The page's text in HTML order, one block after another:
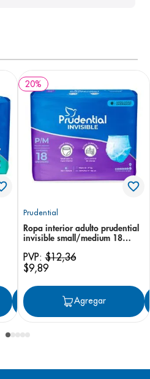
Agregar
20%
Prudential
Ropa interior adulto prudential
invisible small/medium 18
PVP:$12,36
$9,89
Agregar